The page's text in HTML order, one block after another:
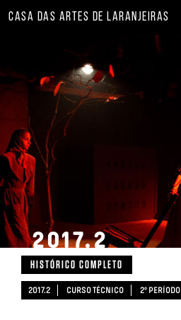
CASA DAS ARTES DE LARANJEIRAS
2017.2
HISTÓRICO COMPLETO
2017.2 CURSO TÉCNICO 2º PERÍODO